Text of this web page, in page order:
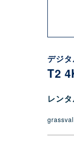
デジ
T2
レン